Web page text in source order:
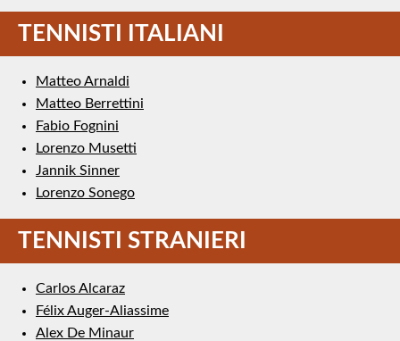
TENNISTI ITALIANI
Matteo Arnaldi
Matteo Berrettini
Fabio Fognini
Lorenzo Musetti
Jannik Sinner
Lorenzo Sonego
TENNISTI STRANIERI
Carlos Alcaraz
Félix Auger-Aliassime
Alex De Minaur